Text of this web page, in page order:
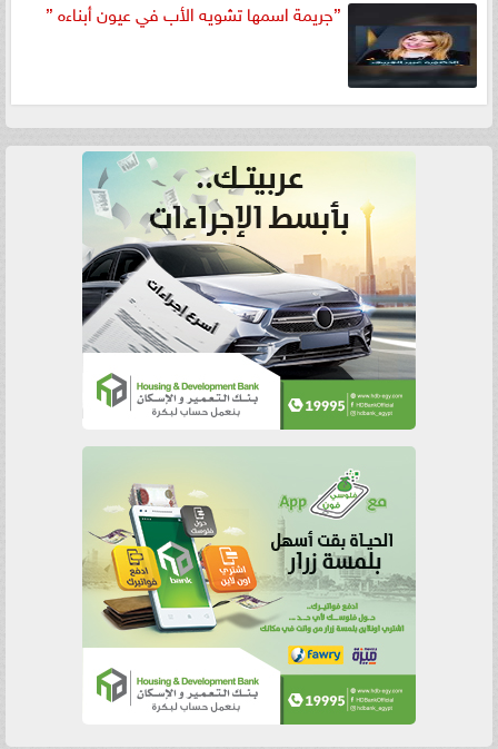
”جريمة اسمها تشويه الأب في عيون أبناءه ”